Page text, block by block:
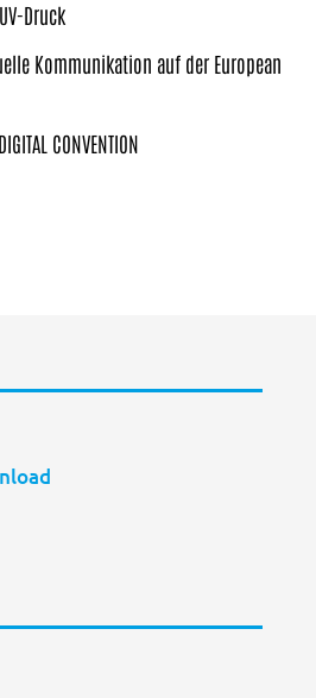
Druck
Kommunikation auf der European
CONVENTION